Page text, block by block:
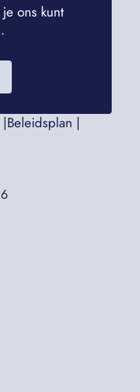
ons kunt
|Beleidsplan |